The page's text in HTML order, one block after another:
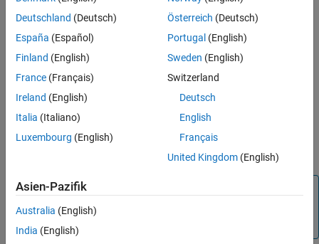
Sub ID a
The number of characters in the Inportand Outport
shall be less than or equal to configured limit. Default value is 63
characters.
Custom Parameter
Maximum Inport block name length
Maximum Outport block name length
Note
The MATLAB limit for the number of characters you can
Deutschland (Deutsch)
España (Español)
Finland (English)
France (Français)
Ireland (English)
Italia (Italiano)
Luxembourg (English)
Österreich (Deutsch)
Portugal (English)
Sweden (English)
Switzerland
Deutsch
English
Français
United Kingdom(English)
Asien-Pazifik
Australia (English)
India (English)